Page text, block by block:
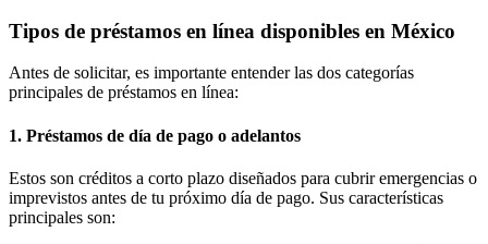
Tipos de préstamos en línea disponibles en México
Antes de solicitar, es importante entender las dos categorías
principales de préstamos en línea:
1. Préstamos de día de pago o adelantos
Estos son créditos a corto plazo diseñados para cubrir emergencias o
imprevistos antes de tu próximo día de pago. Sus características
principales son: